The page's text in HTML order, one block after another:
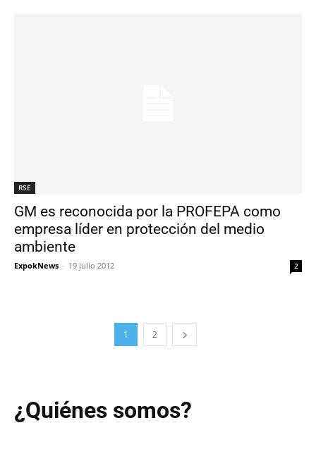
RSE
GM es reconocida por la PROFEPA como
empresa líder en protección del medio
ambiente
ExpokNews - 19 julio 2012 2
1 2
¿Quiénes somos?